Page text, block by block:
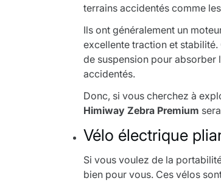
terrains accidentés comme
Ils ont généralement un
excellente traction et
de suspension pour absorber
accidentés.
Donc, si vous cherchez à
Himiway Zebra Premium
Vélo électrique
Si vous voulez de la
bien pour vous. Ces vélos